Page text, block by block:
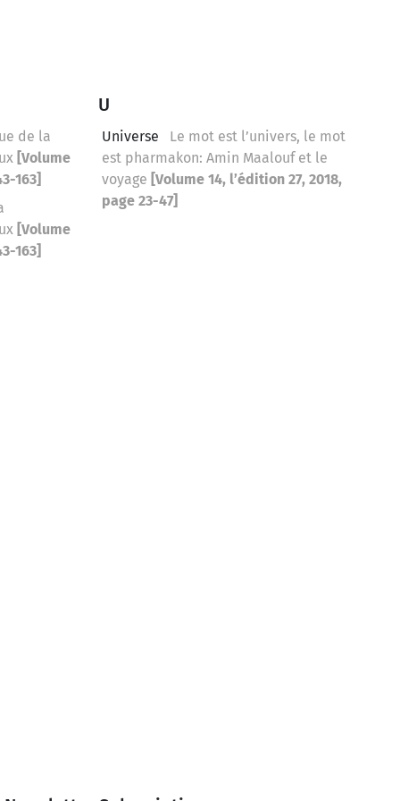
de la
[Volume
163]
[Volume
163]
U
Universe
Le mot est l’univers, le mot
est pharmakon: Amin Maalouf et le
voyage [Volume 14, l’édition 27, 2018,
page 23-47]